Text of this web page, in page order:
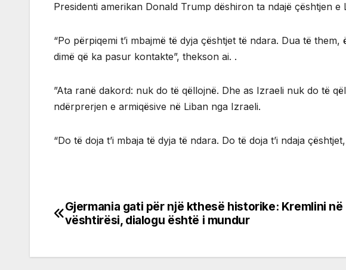
Presidenti amerikan Donald Trump dëshiron ta ndajë çështjen
“Po përpiqemi t’i mbajmë të dyja çështjet të ndara. Dua të
dimë që ka pasur kontakte”, thekson ai. .
”Ata ranë dakord: nuk do të qëllojnë. Dhe as Izraeli nuk do të
ndërprerjen e armiqësive në Liban nga Izraeli.
“Do të doja t’i mbaja të dyja të ndara. Do të doja t’i ndaja
Post
Gjermania gati për një kthesë historike: Kremlini në
vështirësi, dialogu është i mundur